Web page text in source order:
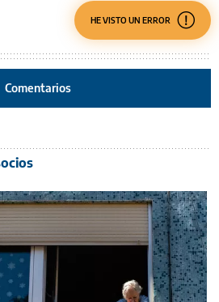
HE VISTO UN ERROR
Comentarios